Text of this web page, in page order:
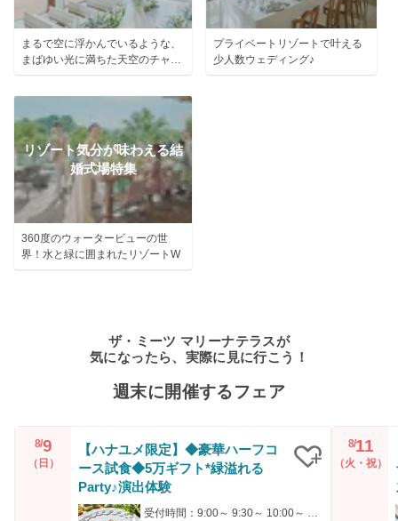
まるで空に浮かんでいるような、
まばゆい光に満ちた天空のチャペ
ル！
プライベートリゾートで叶える
少人数ウェディング♪
リゾート気分が味わえる結
婚式場特集
360度のウォータービューの世
界！水と緑に囲まれたリゾートW
ザ・ミーツ マリーナテラスが
気になったら、実際に見に行こう！
週末に開催するフェア
8/9
（日）
【ハナユメ限定】◆豪華ハーフコ
ース試食◆5万ギフト*緑溢れる
Party♪演出体験
受付時間：9:00～ 9:30～ 10:00～ 13:30～ 14:00～
8/11
（火・祝）